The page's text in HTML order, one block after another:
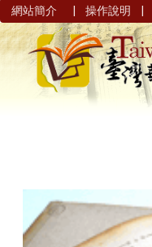
網站簡介 | 操作說明 |